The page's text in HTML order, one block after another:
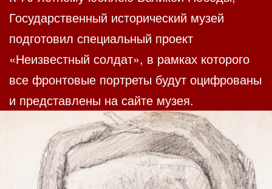
Государственный исторический музей
подготовил специальный проект
«Неизвестный солдат», в рамках которого
все фронтовые портреты будут оцифрованы
и представлены на сайте музея.